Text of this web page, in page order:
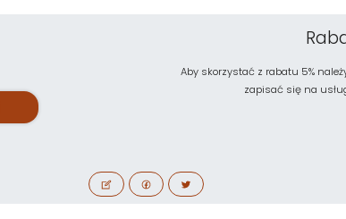
Aby skorzystać z rabatu 5%
zapisać się na